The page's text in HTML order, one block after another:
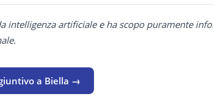
intelligenza artificiale e ha scopo puramente
a Biella →